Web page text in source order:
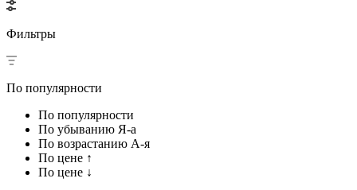
Фильтры
По популярности
По популярности
По убыванию Я-а
По возрастанию А-я
По цене ↑
По цене ↓